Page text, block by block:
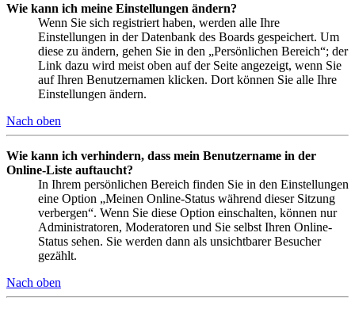
Wie kann ich meine Einstellungen ändern?
Wenn Sie sich registriert haben, werden alle Ihre
Einstellungen in der Datenbank des Boards gespeichert. Um
diese zu ändern, gehen Sie in den „Persönlichen Bereich“; der
Link dazu wird meist oben auf der Seite angezeigt, wenn Sie
auf Ihren Benutzernamen klicken. Dort können Sie alle Ihre
Einstellungen ändern.
Nach oben
Wie kann ich verhindern, dass mein Benutzername in der
Online-Liste auftaucht?
In Ihrem persönlichen Bereich finden Sie in den Einstellungen
eine Option „Meinen Online-Status während dieser Sitzung
verbergen“. Wenn Sie diese Option einschalten, können nur
Administratoren, Moderatoren und Sie selbst Ihren Online-
Status sehen. Sie werden dann als unsichtbarer Besucher
gezählt.
Nach oben